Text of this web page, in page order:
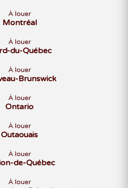
À louer
Montréal
À louer
du-Québec
À louer
Brunswick
À louer
Ontario
À louer
Outaouais
À louer
de-Québec
À louer